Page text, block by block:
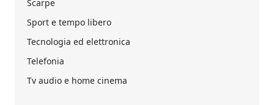
Scarpe
Sport e tempo libero
Tecnologia ed elettronica
Telefonia
Tv audio e home cinema